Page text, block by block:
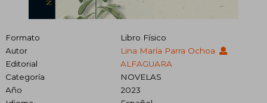
Formato
Libro Físico
Autor
Lina María Parra Ochoa
Editorial
ALFAGUARA
Categoría
NOVELAS
Año
2023